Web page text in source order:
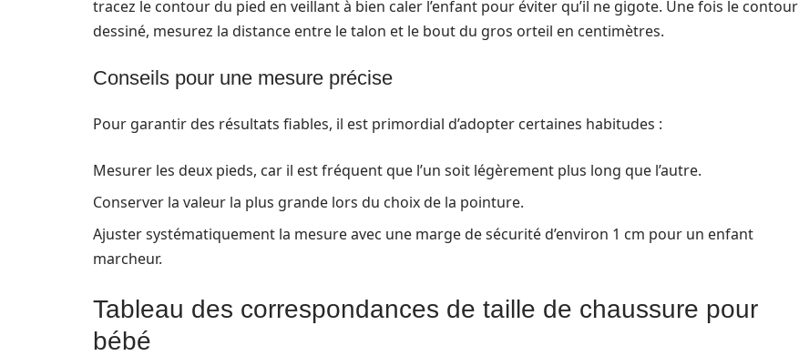
tracez le contour du pied en veillant à bien caler l’enfant pour éviter qu’il ne gigote. Une fois le contour
dessiné, mesurez la distance entre le talon et le bout du gros orteil en centimètres.
Conseils pour une mesure précise
Pour garantir des résultats fiables, il est primordial d’adopter certaines habitudes :
Mesurer les deux pieds, car il est fréquent que l’un soit légèrement plus long que l’autre.
Conserver la valeur la plus grande lors du choix de la pointure.
Ajuster systématiquement la mesure avec une marge de sécurité d’environ 1 cm pour un enfant
marcheur.
Tableau des correspondances de taille de chaussure pour
bébé